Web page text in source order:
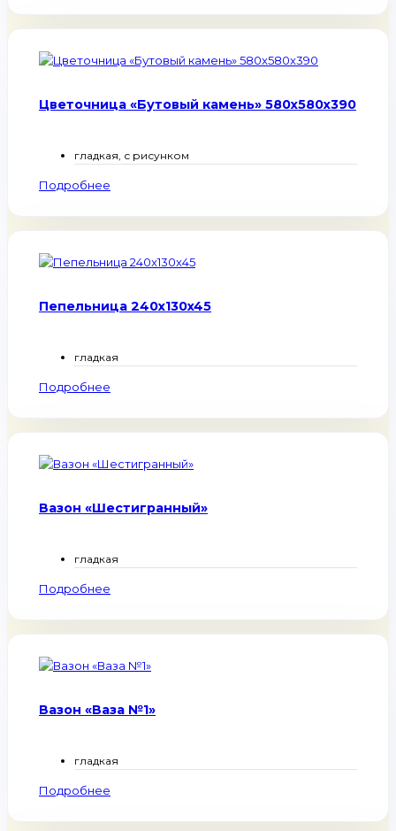
Цветочница «Бутовый камень» 580x580x390
гладкая, с рисунком
Подробнее
Пепельница 240x130x45
гладкая
Подробнее
Вазон «Шестигранный»
гладкая
Подробнее
Вазон «Ваза №1»
гладкая
Подробнее